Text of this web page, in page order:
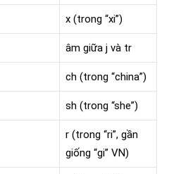
x (trong “xi”)
âm giữa j và tr
ch (trong “china”)
sh (trong “she”)
r (trong “ri”, gần
giống “gi” VN)